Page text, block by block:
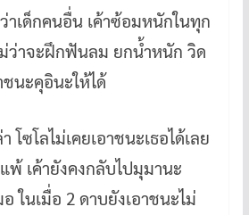
าเด็กคนอื่น เค้าซ้อมหนักในทุก
ว่าจะฝึกฟันลม ยกน้ำหนัก วิด
นะคุอินะให้ได้
โซโลไม่เคยเอาชนะเธอได้เลย
พ้ เค้ายังคงกลับไปมุมานะ
ในเมื่อ 2 ดาบยังเอาชนะไม่